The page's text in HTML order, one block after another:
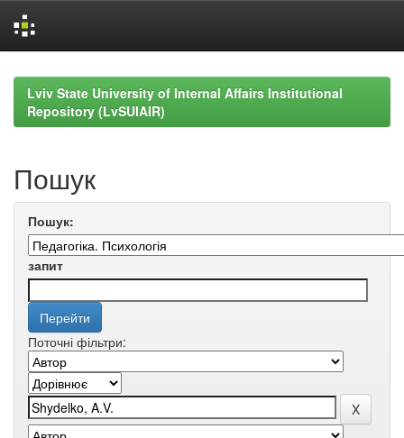
navigationLviv State University of Internal Affairs Institutional
Repository (LvSUIAIR)
Пошук
Пошук:
запит
Поточні фільтри: